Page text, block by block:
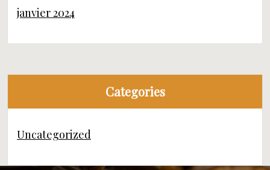
janvier 2024
Categories
Uncategorized